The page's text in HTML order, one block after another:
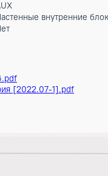
29.9 см
28.5 см
89.5 см